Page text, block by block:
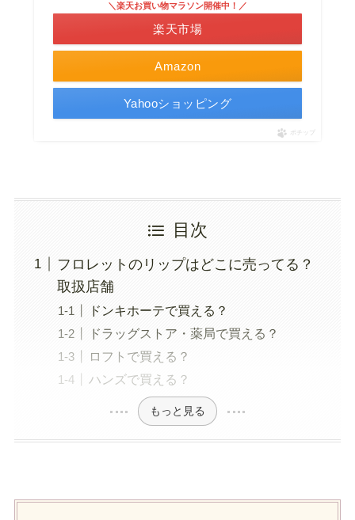
Amazon
＼楽天お買い物マラソン開催中！／
楽天市場
Yahooショッピング
ポチップ
目次
フロレットのリップはどこに売ってる？
取扱店舗
ドンキホーテで買える？
ドラッグストア・薬局で買える？
ロフトで買える？
ハンズで買える？
もっと見る